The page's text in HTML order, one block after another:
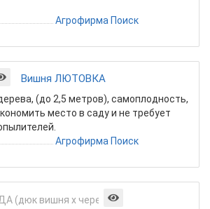
Агрофирма Поиск
Вишня ЛЮТОВКА
(до 2,5 метров), самоплодность,
место в саду и не требует
Агрофирма Поиск